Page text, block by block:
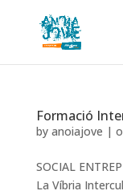
Formació
by anoiajove |
SOCIAL
La Víbria